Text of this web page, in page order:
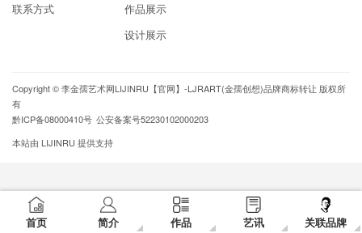
首页 简介 作品 艺讯 关联品牌
联系方式
作品展示
设计展示
Copyright ©李金孺艺术网LIJINRU【官网】-LJRART(金孺创想)品牌商标转让 版权所
有
黔ICP备08000410号 公安备案号52230102000203
本站由 LIJINRU 提供支持